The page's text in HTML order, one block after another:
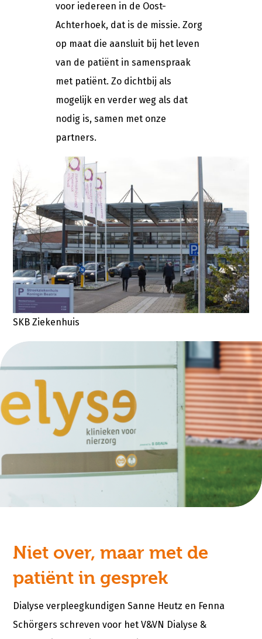
voor iedereen in de Oost-
Achterhoek, dat is de missie. Zorg
op maat die aansluit bij het leven
van de patiënt in samenspraak
met patiënt. Zo dichtbij als
mogelijk en verder weg als dat
nodig is, samen met onze
partners.
SKB Ziekenhuis
Niet over, maar met de
patiënt in gesprek
Dialyse verpleegkundigen Sanne Heutz en Fenna
Schörgers schreven voor het V&VN Dialyse &